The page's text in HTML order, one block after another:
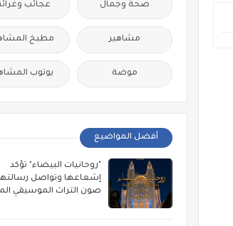
صحة وجمال عجائب
مشاهير مطبخ
موضة يوتوب
أفضل المواضيع
"روحانيات البيضاء" تؤكد
إشعاعها وتواصل
صون التراث الموسيقي